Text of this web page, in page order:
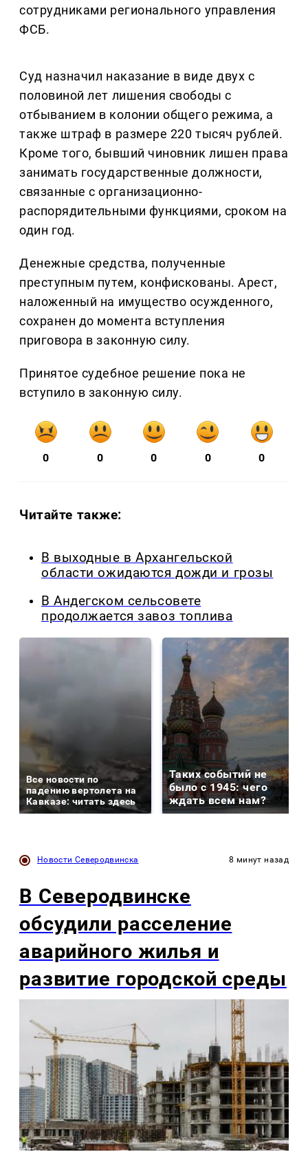
сотрудниками регионального управления
ФСБ.
Суд назначил наказание в виде двух с
половиной лет лишения свободы с
отбыванием в колонии общего режима, а
также штраф в размере 220 тысяч рублей.
Кроме того, бывший чиновник лишен права
занимать государственные должности,
связанные с организационно-
распорядительными функциями, сроком на
один год.
Денежные средства, полученные
преступным путем, конфискованы. Арест,
наложенный на имущество осужденного,
сохранен до момента вступления
приговора в законную силу.
Принятое судебное решение пока не
вступило в законную силу.
0 0 0 0 0
Читайте также:
В выходные в Архангельской
области ожидаются дожди и грозы
В Андегском сельсовете
продолжается завоз топлива
Все новости по
падению вертолета на
Кавказе: читать здесь
Таких событий не
было с 1945: чего
ждать всем нам?
Новости Северодвинска 8 минут назад
В Северодвинске
обсудили расселение
аварийного жилья и
развитие городской среды